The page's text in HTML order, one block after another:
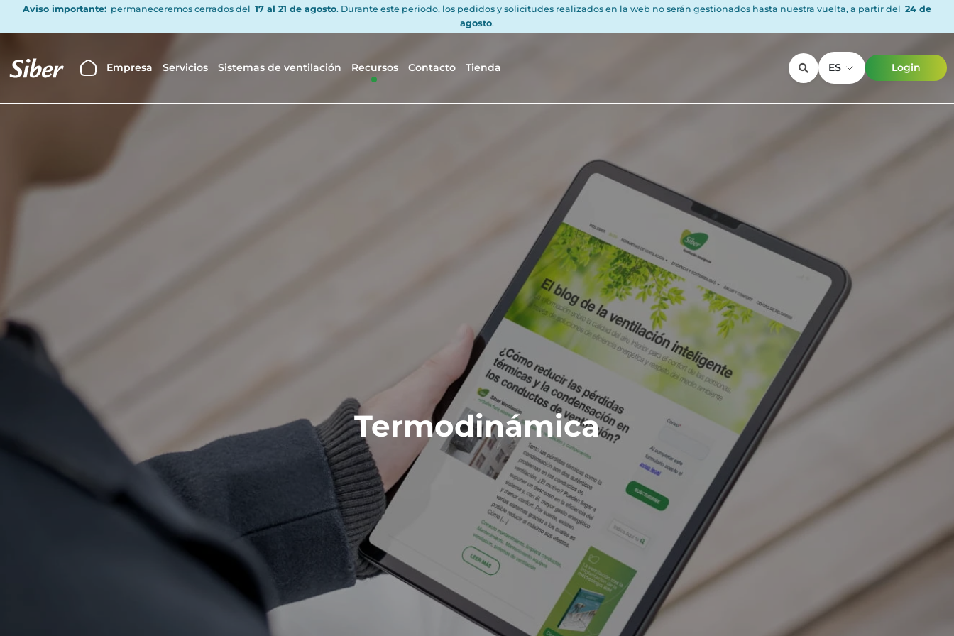
Aviso importante: permaneceremos cerrados del 17 al 21 de agosto. Durante este periodo, los pedidos y solicitudes realizados en la web no serán gestionados hasta nuestra vuelta, a partir del 24 de
agosto.
Empresa Servicios Sistemas de ventilación Recursos Contacto Tienda ES Login
Termodinámica